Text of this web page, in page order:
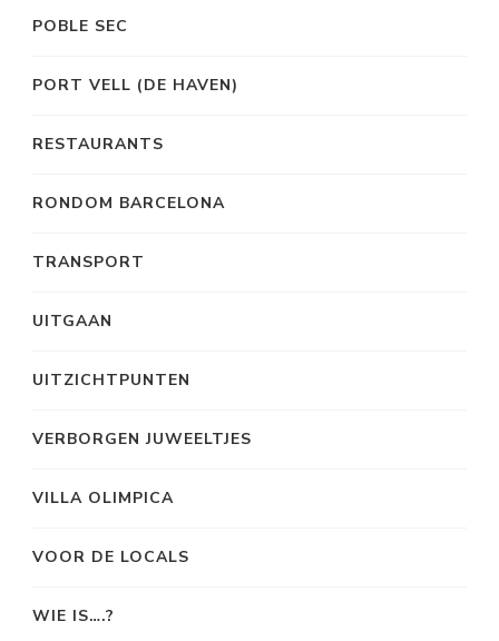
POBLE SEC
PORT VELL (DE HAVEN)
RESTAURANTS
RONDOM BARCELONA
TRANSPORT
UITGAAN
UITZICHTPUNTEN
VERBORGEN JUWEELTJES
VILLA OLIMPICA
VOOR DE LOCALS
WIE IS….?